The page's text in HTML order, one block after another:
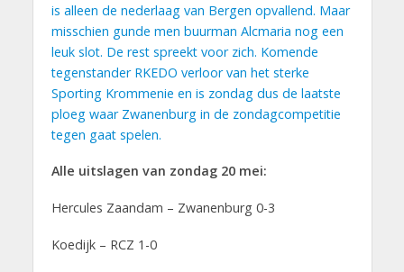
is alleen de nederlaag van Bergen opvallend. Maar
misschien gunde men buurman Alcmaria nog een
leuk slot. De rest spreekt voor zich. Komende
tegenstander RKEDO verloor van het sterke
Sporting Krommenie en is zondag dus de laatste
ploeg waar Zwanenburg in de zondagcompetitie
tegen gaat spelen.
Alle uitslagen van zondag 20 mei:
Hercules Zaandam – Zwanenburg 0-3
Koedijk – RCZ 1-0